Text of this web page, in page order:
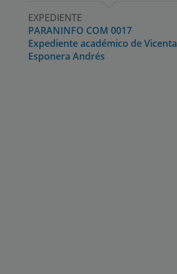
EXPEDIENTE
PARANINFO COM 0017
Expediente académico de Vicenta
Esponera Andrés